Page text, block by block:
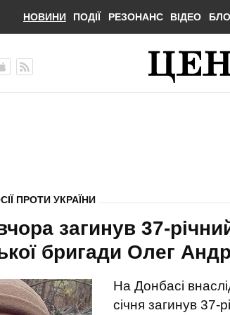
НОВИНИ ПОДІЇ РЕЗОНАНС ВІДЕО
ПРОТИ УКРАЇНИ
загинув 37-
бригади Олег
На Донбасі
січня загинув 37-